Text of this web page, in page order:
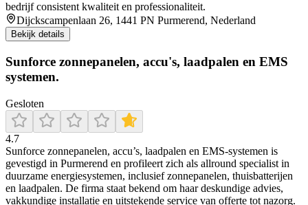
bedrijf consistent kwaliteit en professionaliteit.
Dijckscampenlaan 26, 1441 PN Purmerend, Nederland
Bekijk details
Sunforce zonnepanelen, accu's, laadpalen en EMS
systemen.
Gesloten
4.7
Sunforce zonnepanelen, accu’s, laadpalen en EMS-systemen is
gevestigd in Purmerend en profileert zich als allround specialist in
duurzame energiesystemen, inclusief zonnepanelen, thuisbatterijen
en laadpalen. De firma staat bekend om haar deskundige advies,
vakkundige installatie en uitstekende service van offerte tot nazorg.